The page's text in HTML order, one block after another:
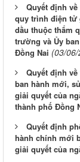
Quyết định
quy trình điện tử
dầu thuộc thẩm
trường và Ủy
Đồng Nai (03/
Quyết định
ban hành mới,
giải quyết của
thành phố Đồng
Quyết định
hành chính mới
giải quyết của